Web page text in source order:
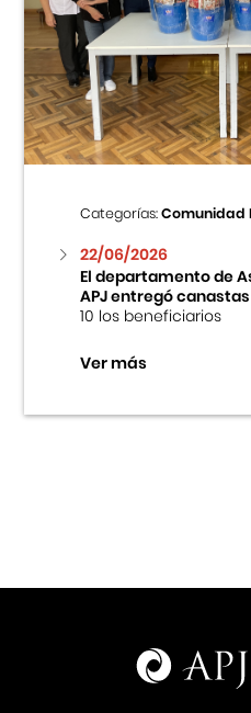
Categorías:Comunidad
22/06/2026
El departamento de
APJ entregó
10 los beneficiarios
Ver más